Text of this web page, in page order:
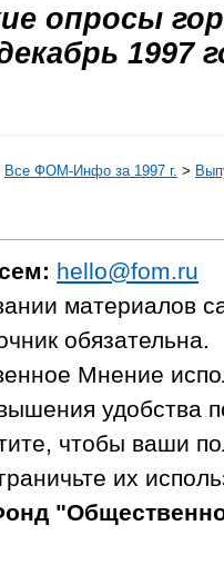
опросы
1997
Все ФОМ-Инфо за 1997 г. >
hello@fom.ru
материалов
обязательна.
Мнение
удобства
чтобы ваши
их